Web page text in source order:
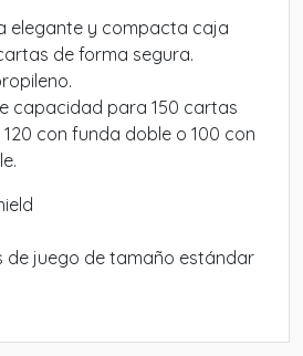
elegante y compacta caja
de forma segura.
capacidad para 150 cartas
con funda doble o 100 con
de juego de tamaño estándar